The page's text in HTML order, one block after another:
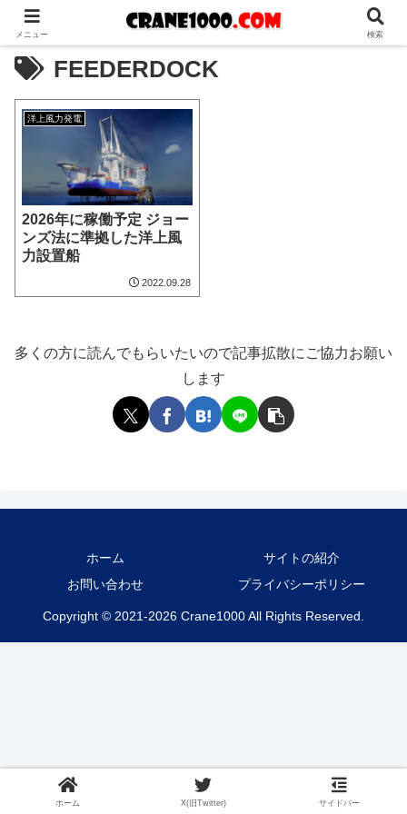
FEEDERDOCK
洋上風力発電
2026年に稼働予定 ジョー
ンズ法に準拠した洋上風
力設置船
2022.09.28
多くの方に読んでもらいたいので記事拡散にご協力お願い
します
ホーム
サイトの紹介
お問い合わせ
プライバシーポリシー
Copyright © 2021-2026 Crane1000 All Rights Reserved.
メニュー 検索
ホーム X(旧Twitter) サイドバー